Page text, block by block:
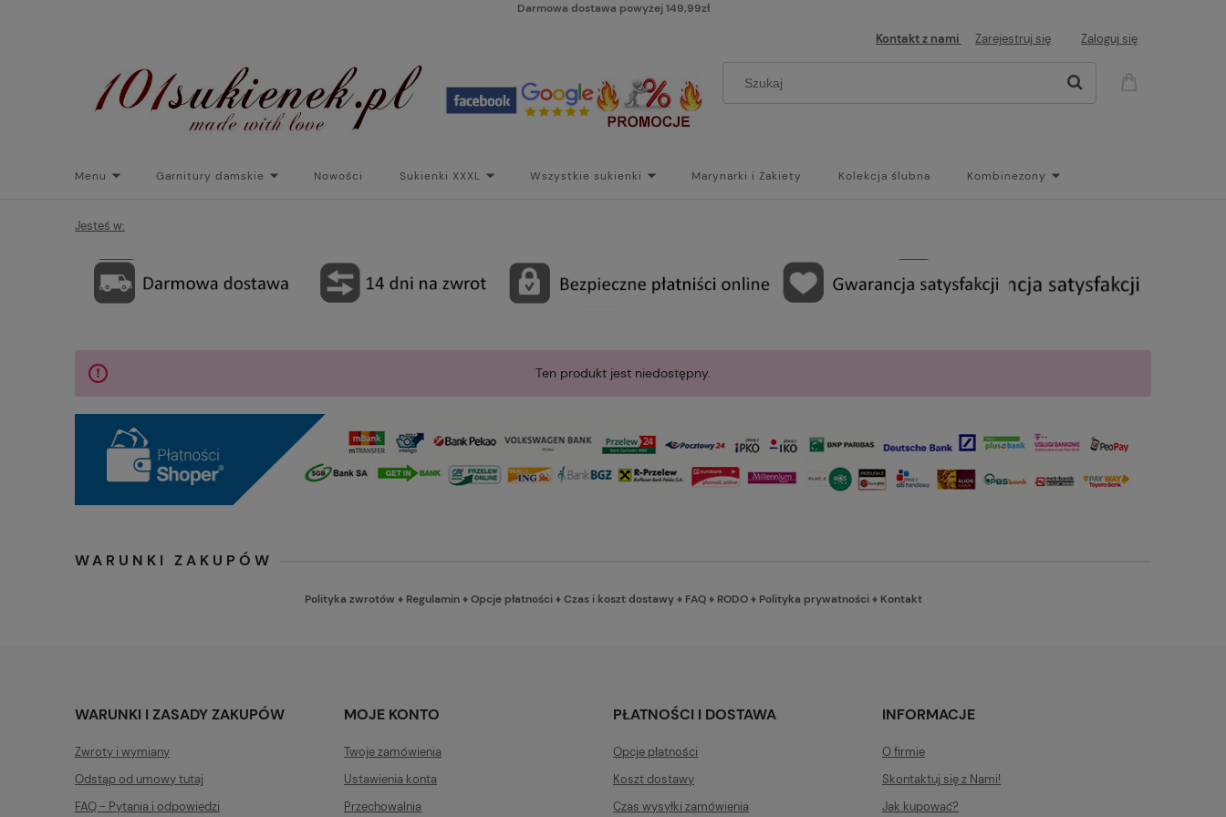
Darmowa dostawa powyżej 149,99zł
Kontakt z nami Zarejestruj się Zaloguj się
Menu Garnitury damskie Nowości Sukienki XXXL Wszystkie sukienki Marynarki i Żakiety Kolekcja ślubna Kombinezony
Torebki do sukienek
Jesteś w:
Ten produkt jest niedostępny.
WARUNKI ZAKUPÓW
Polityka zwrotów ♦ Regulamin♦Opcje płatności♦Czas i koszt dostawy♦ FAQ♦ RODO♦ Polityka prywatności♦ Kontakt
WARUNKI I ZASADY ZAKUPÓW
Zwroty i wymiany
Odstąp od umowy tutaj
FAQ - Pytania i odpowiedzi
MOJE KONTO
Twoje zamówienia
Ustawienia konta
Przechowalnia
PŁATNOŚCI I DOSTAWA
Opcje płatności
Koszt dostawy
Czas wysyłki zamówienia
INFORMACJE
O firmie
Skontaktuj się z Nami!
Jak kupować?